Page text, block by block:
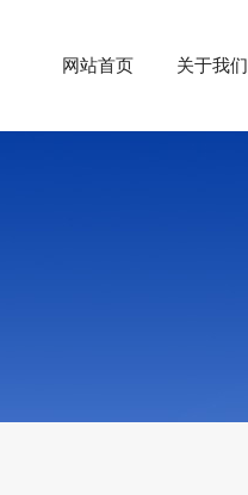
网站首页 关于我们